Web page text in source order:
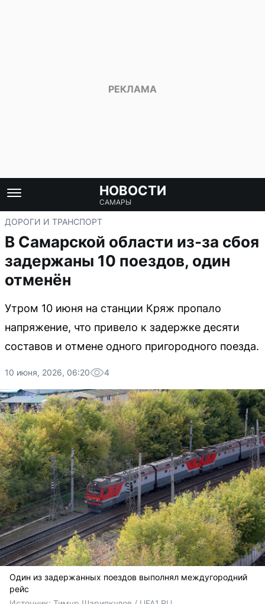
НОВОСТИ
САМАРЫ
ДОРОГИ И ТРАНСПОРТ
В Самарской области из-за сбоя
задержаны 10 поездов, один
отменён
Утром 10 июня на станции Кряж пропало
напряжение, что привело к задержке десяти
составов и отмене одного пригородного поезда.
10 июня, 2026, 06:20 4
Один из задержанных поездов выполнял междугородний
рейс